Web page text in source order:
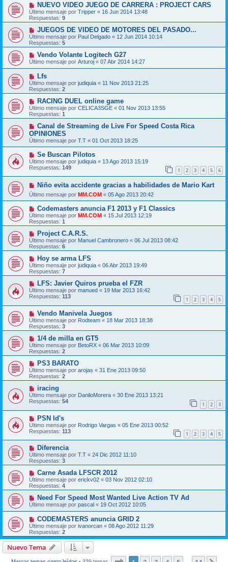
NUEVO VIDEO JUEGO DE CARRERA : PROJECT CARS
Último mensaje por Tripper « 16 Jun 2014 13:48
Respuestas: 9
JUEGOS DE VIDEO DE MOTORES DEL PASADO...
Último mensaje por Paul Delgado « 12 Jun 2014 10:14
Respuestas: 5
Vendo Volante Logitech G27
Último mensaje por Arturoj « 07 Abr 2014 14:27
Lfs
Último mensaje por judiquia « 11 Nov 2013 21:25
Respuestas: 2
RACING DUEL online game
Último mensaje por CELICA3SGE « 01 Nov 2013 13:55
Respuestas: 1
Canal de Streaming de Live For Speed Costa Rica
OPINIONES
Último mensaje por T.T « 01 Oct 2013 18:25
Se Buscan Pilotos
Último mensaje por judiquia « 13 Ago 2013 15:19
Respuestas: 149 1 2 3 4 5 6
Niño evita accidente gracias a habilidades de Mario Kart
Último mensaje por MM.COM « 05 Ago 2013 20:42
Codemasters anuncia F1 2013 y F1 Classics
Último mensaje por MM.COM « 15 Jul 2013 12:19
Respuestas: 1
Project C.A.R.S.
Último mensaje por Manuel Cambronero « 06 Jul 2013 08:42
Respuestas: 6
Hoy se arma LFS
Último mensaje por judiquia « 06 Abr 2013 19:49
Respuestas: 7
LFS: Javier Quiros prueba el FZR
Último mensaje por manued « 19 Mar 2013 16:42
Respuestas: 113 1 2 3 4 5
Vendo Manivela Juegos
Último mensaje por Rodteam « 18 Mar 2013 18:38
Respuestas: 3
1/4 de milla en GT5
Último mensaje por BetoRX « 06 Mar 2013 10:09
Respuestas: 2
PS3 BARATO
Último mensaje por arojas « 31 Ene 2013 09:50
Respuestas: 2
iracing
Último mensaje por DaniloMorera « 30 Ene 2013 13:21
Respuestas: 54 1 2 3
PSN Id's
Último mensaje por Rodrigo Vargas « 05 Ene 2013 00:52
Respuestas: 113 1 2 3 4 5
Diferencia
Último mensaje por T.T « 24 Dic 2012 11:10
Respuestas: 3
Carne Asada LFSCR 2012
Último mensaje por erickv02 « 03 Nov 2012 02:10
Respuestas: 4
Need For Speed Most Wanted Live Action TV Ad
Último mensaje por pascal « 19 Oct 2012 10:05
CODEMASTERS anuncia GRID 2
Último mensaje por ivanorcan « 08 Ago 2012 11:29
Respuestas: 2
Nuevo Tema